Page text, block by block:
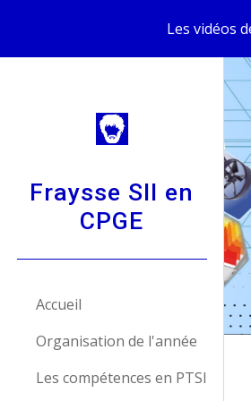
Les vidéos
Fraysse SII en
CPGE
Accueil
Organisation de l'année
Les compétences en PTSI